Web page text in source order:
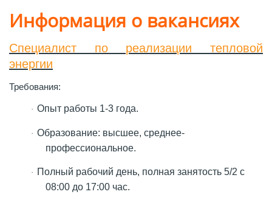
Информация о вакансиях
Специалист по реализации тепловой
энергии
Требования:
· Опыт работы 1-3 года.
· Образование: высшее, среднее-
профессиональное.
· Полный рабочий день, полная занятость 5/2 с
08:00 до 17:00 час.